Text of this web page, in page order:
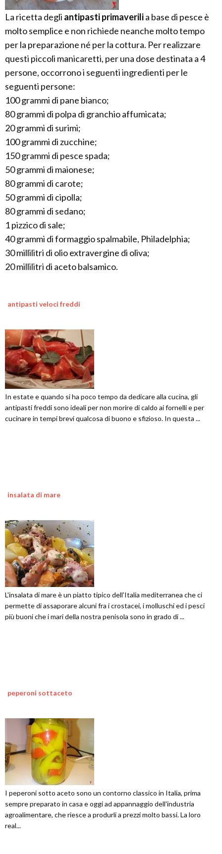
La ricetta degli antipasti primaverilia base di pesce è
molto semplice e non richiede neanche molto tempo
per la preparazione né per la cottura. Per realizzare
questi piccoli manicaretti, per una dose destinata a 4
persone, occorrono i seguenti ingredienti per le
seguenti persone:
100 grammi di pane bianco;
80 grammi di polpa di granchio affumicata;
20 grammi di surimi;
100 grammi di zucchine;
150 grammi di pesce spada;
50 grammi di maionese;
80 grammi di carote;
50 grammi di cipolla;
80 grammi di sedano;
1 pizzico di sale;
40 grammi di formaggio spalmabile, Philadelphia;
30 millilitri di olio extravergine di oliva;
20 millilitri di aceto balsamico.
antipasti veloci freddi
In estate e quando si ha poco tempo da dedicare alla cucina, gli
antipasti freddi sono ideali per non morire di caldo ai fornelli e per
cucinare in tempi brevi qualcosa di buono e sfizioso. In questa ...
insalata di mare
L'insalata di mare è un piatto tipico dell'Italia mediterranea che ci
permette di assaporare alcuni fra i crostacei, i molluschi ed i pesci
più buoni che i mari della nostra penisola sono in grado di ...
peperoni sottaceto
I peperoni sotto aceto sono un contorno classico in Italia, prima
sempre preparato in casa e oggi ad appannaggio dell'industria
agroalimentare, che riesce a produrli a prezzi molto bassi. La loro
real...